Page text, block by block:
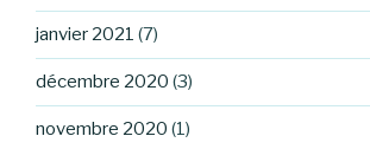
janvier 2021 (7)
décembre 2020 (3)
novembre 2020 (1)